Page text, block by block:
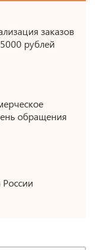
заказов
рублей
обращения
России